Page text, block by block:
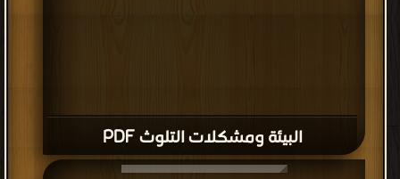
البيئة ومشكلات التلوث PDF